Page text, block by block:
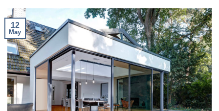
12
May